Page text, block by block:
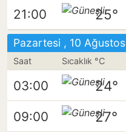
21:00 25°
Pazartesi , 10 Ağustos
Saat Sıcaklık °C
03:00 24°
09:00 27°